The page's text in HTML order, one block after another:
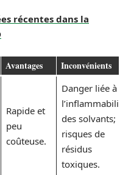
récentes dans la
Avantages Inconvénients
Rapide et
peu
coûteuse.
Danger liée à
l’inflammabilité
des solvants;
risques de
résidus
toxiques.